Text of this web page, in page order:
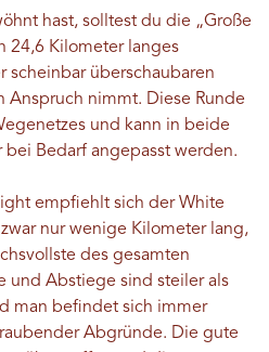
hast, solltest du die „Große
24,6 Kilometer langes
scheinbar überschaubaren
Anspruch nimmt. Diese Runde
und kann in beide
Bedarf angepasst werden.
empfiehlt sich der White
zwar nur wenige Kilometer lang,
des gesamten
und Abstiege sind steiler als
man befindet sich immer
Abgründe. Die gute